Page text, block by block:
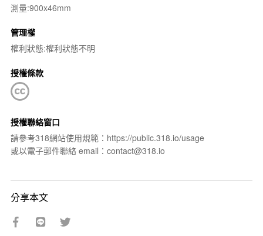
測量:900x46mm
管理權
權利狀態:權利狀態不明
授權條款
授權聯絡窗口
請參考318網站使用規範：https://public.318.io/usage
或以電子郵件聯絡 email：contact@318.io
分享本文